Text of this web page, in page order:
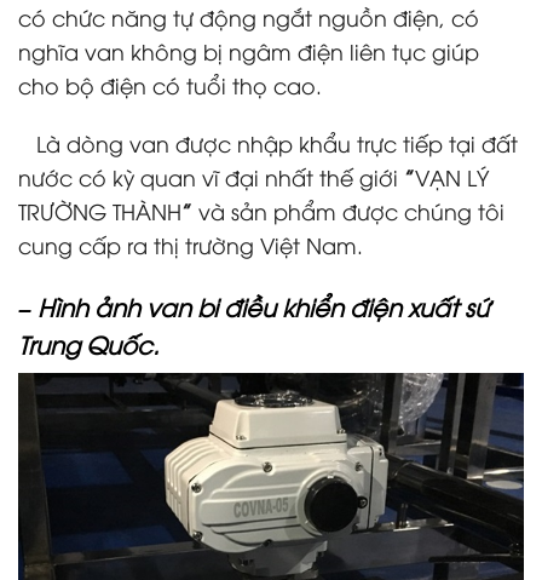
có chức năng tự động ngắt nguồn điện, có
nghĩa van không bị ngâm điện liên tục giúp
cho bộ điện có tuổi thọ cao.
Là dòng van được nhập khẩu trực tiếp tại đất
nước có kỳ quan vĩ đại nhất thế giới ”VẠN LÝ
TRƯỜNG THÀNH” và sản phẩm được chúng tôi
cung cấp ra thị trường Việt Nam.
– Hình ảnhvan bi điều khiển điện xuất sứ
Trung Quốc.